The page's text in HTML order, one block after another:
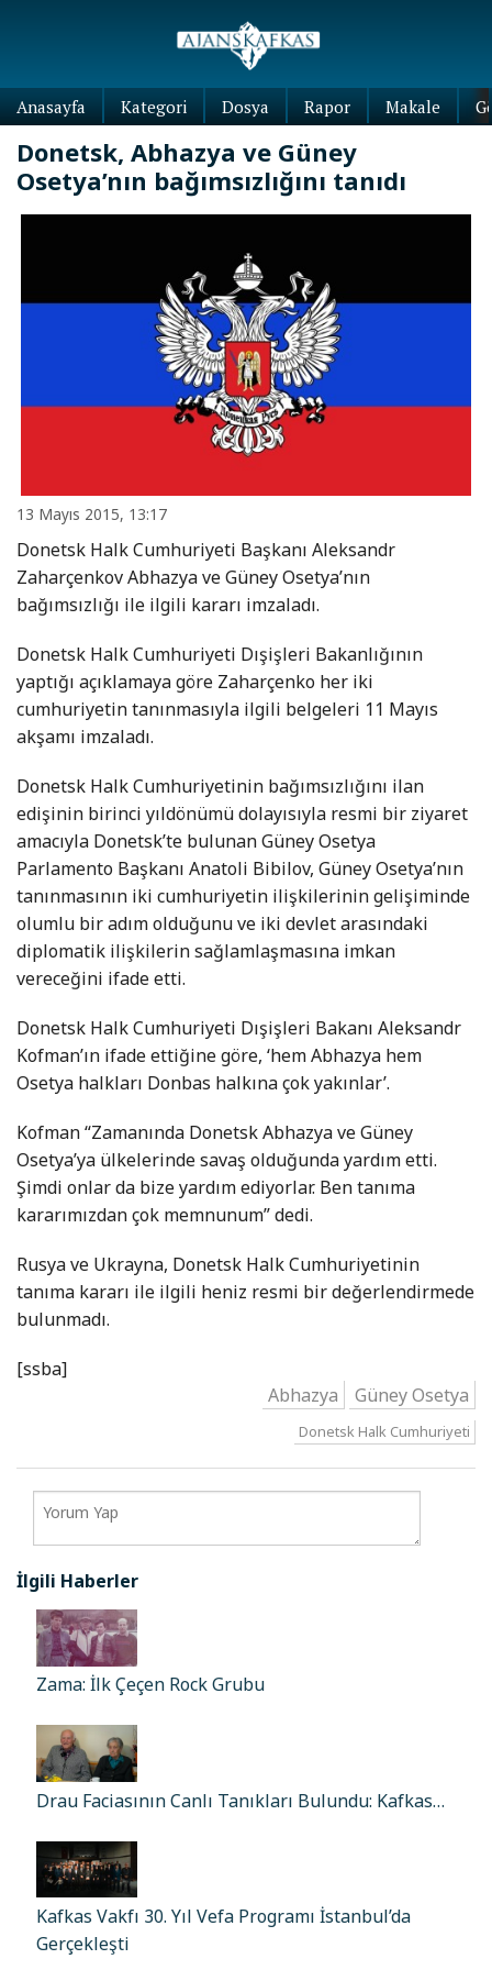
Anasayfa Kategori Dosya Rapor Makale
Donetsk, Abhazya ve Güney
Osetya’nın bağımsızlığını tanıdı
13 Mayıs 2015, 13:17
Donetsk Halk Cumhuriyeti Başkanı Aleksandr
Zaharçenkov Abhazya ve Güney Osetya’nın
bağımsızlığı ile ilgili kararı imzaladı.
Donetsk Halk Cumhuriyeti Dışişleri Bakanlığının
yaptığı açıklamaya göre Zaharçenko her iki
cumhuriyetin tanınmasıyla ilgili belgeleri 11 Mayıs
akşamı imzaladı.
Donetsk Halk Cumhuriyetinin bağımsızlığını ilan
edişinin birinci yıldönümü dolayısıyla resmi bir ziyaret
amacıyla Donetsk’te bulunan Güney Osetya
Parlamento Başkanı Anatoli Bibilov, Güney Osetya’nın
tanınmasının iki cumhuriyetin ilişkilerinin gelişiminde
olumlu bir adım olduğunu ve iki devlet arasındaki
diplomatik ilişkilerin sağlamlaşmasına imkan
vereceğini ifade etti.
Donetsk Halk Cumhuriyeti Dışişleri Bakanı Aleksandr
Kofman’ın ifade ettiğine göre, ‘hem Abhazya hem
Osetya halkları Donbas halkına çok yakınlar’.
Kofman “Zamanında Donetsk Abhazya ve Güney
Osetya’ya ülkelerinde savaş olduğunda yardım etti.
Şimdi onlar da bize yardım ediyorlar. Ben tanıma
kararımızdan çok memnunum” dedi.
Rusya ve Ukrayna, Donetsk Halk Cumhuriyetinin
tanıma kararı ile ilgili heniz resmi bir değerlendirmede
bulunmadı.
[ssba]
Abhazya
Güney Osetya
Donetsk Halk Cumhuriyeti
İlgili Haberler
Zama: İlk Çeçen Rock Grubu
Drau Faciasının Canlı Tanıkları Bulundu: Kafkas…
Kafkas Vakfı 30. Yıl Vefa Programı İstanbul’da
Gerçekleşti